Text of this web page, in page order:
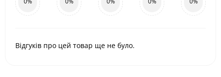
Відгуків про цей товар ще не було.